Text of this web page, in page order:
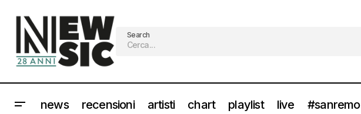
Search
news recensioni artisti chart playlist live #sanremo